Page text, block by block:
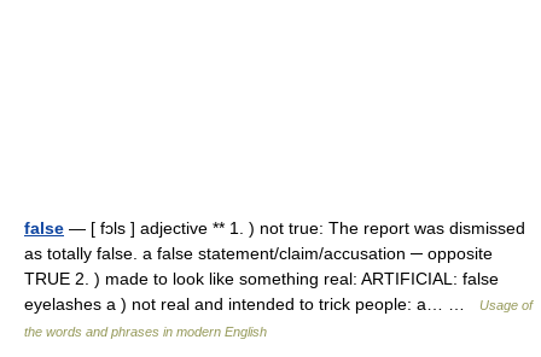
false — [ fɔls ] adjective ** 1. ) not true: The report was dismissed
as totally false. a false statement/claim/accusation ─ opposite
TRUE 2. ) made to look like something real: ARTIFICIAL: false
eyelashes a ) not real and intended to trick people: a… …
Usage of
the words and phrases in modern English